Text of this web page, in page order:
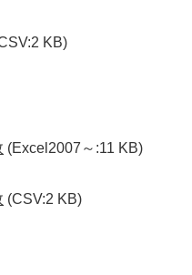
KB)
(Excel2007～:11 KB)
(CSV:2 KB)